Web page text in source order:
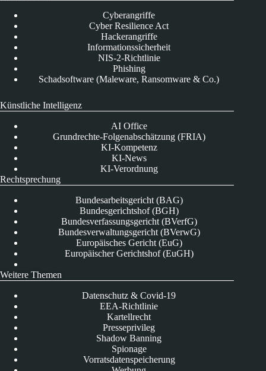
Cyberangriffe
Cyber Resilience Act
Hackerangriffe
Informationssicherheit
NIS-2-Richtlinie
Phishing
Schadsoftware (Maleware, Ransomware & Co.)
Künstliche Intelligenz
AI Office
Grundrechte-Folgenabschätzung (FRIA)
KI-Kompetenz
KI-News
KI-Verordnung
Rechtsprechung
Bundesarbeitsgericht (BAG)
Bundesgerichtshof (BGH)
Bundesverfassungsgericht (BVerfG)
Bundesverwaltungsgericht (BVerwG)
Europäisches Gericht (EuG)
Europäischer Gerichtshof (EuGH)
Weitere Themen
Datenschutz & Covid-19
EEA-Richtlinie
Kartellrecht
Presseprivileg
Shadow Banning
Spionage
Vorratsdatenspeicherung